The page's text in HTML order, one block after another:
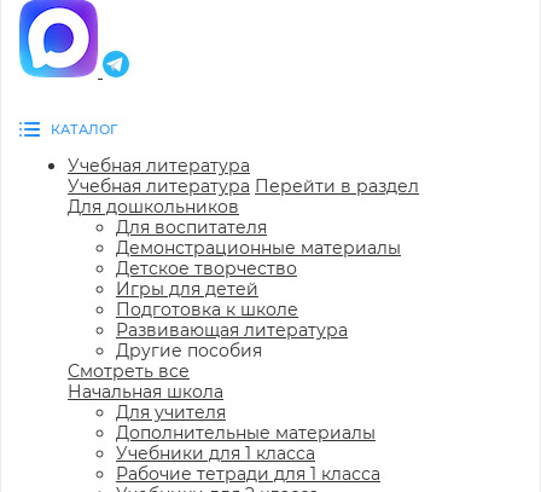
КАТАЛОГ
Учебная литература
Учебная литература Перейти в раздел
Для дошкольников
Для воспитателя
Демонстрационные материалы
Детское творчество
Игры для детей
Подготовка к школе
Развивающая литература
Другие пособия
Смотреть все
Начальная школа
Для учителя
Дополнительные материалы
Учебники для 1 класса
Рабочие тетради для 1 класса